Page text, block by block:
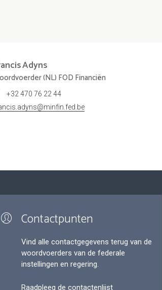
Adyns
(NL) FOD Financiën
+32 470 76 22 44
Contactpunten
Vind alle contactgegevens terug van de
woordvoerders van de federale
instellingen en regering.
Raadpleeg de contactenlijst